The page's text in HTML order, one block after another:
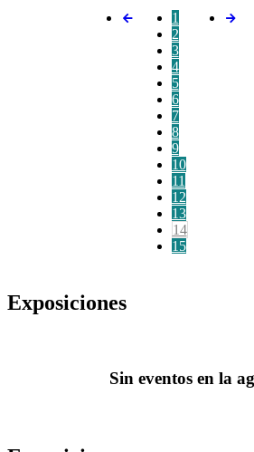
1
2
3
4
5
6
7
8
9
10
11
12
13
14
15
Exposiciones
Sin eventos en la